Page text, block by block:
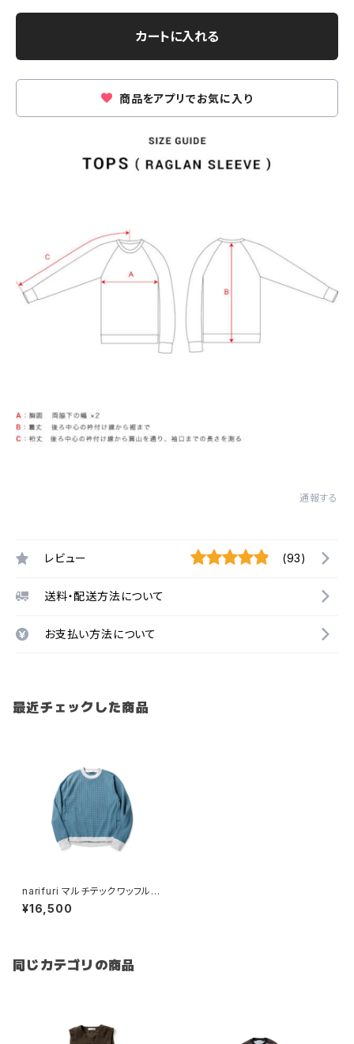
カートに入れる
商品をアプリでお気に入り
通報する
レビュー (93)
送料・配送方法について
お支払い方法について
最近チェックした商品
narifuri マルチテックワッフルク
ルーネックスウェット（ NF1173
MIXカラーコレクション ）
¥16,500
同じカテゴリの商品